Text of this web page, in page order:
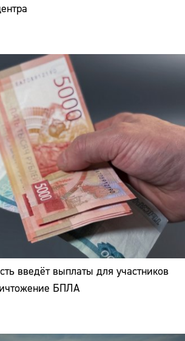
введёт выплаты для участников
БПЛА